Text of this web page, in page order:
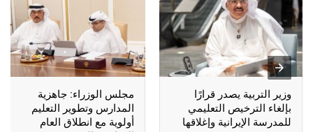
وزير التربية يصدر قرارًا
بإلغاء الترخيص التعليمي
للمدرسة الإيرانية وإغلاقها
مجلس الوزراء: جاهزية
المدارس وتطوير التعليم
أولوية مع انطلاق العام